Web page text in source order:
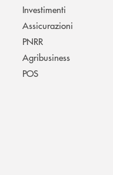
Investimenti
Assicurazioni
PNRR
Agribusiness
POS